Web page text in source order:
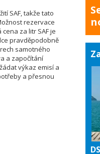
SAF, takže tato
rezervace
za litr SAF je
pravděpodobně
samotného
a započítání
výkaz emisí a
a přesnou